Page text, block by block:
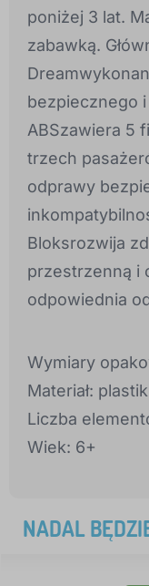
poniżej 3 lat.
zabawką.
bezpiecznego
ABSzawiera 5
trzech
odprawy
Bloksrozwija
przestrzenną i
odpowiednia
Wymiary
Materiał:
Liczba
Wiek: 6+
NADAL